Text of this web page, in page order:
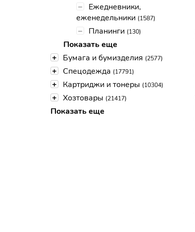
–
Ежедневники,
еженедельники (1587)
– Планинги (130)
Показать еще
+
Бумага и бумизделия (2577)
+ Спецодежда (17791)
+ Картриджи и тонеры (10304)
+ Хозтовары (21417)
Показать еще